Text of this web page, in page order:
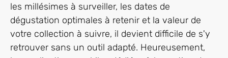
les millésimes à surveiller, les dates de
dégustation optimales à retenir et la valeur de
votre collection à suivre, il devient difficile de s'y
retrouver sans un outil adapté. Heureusement,